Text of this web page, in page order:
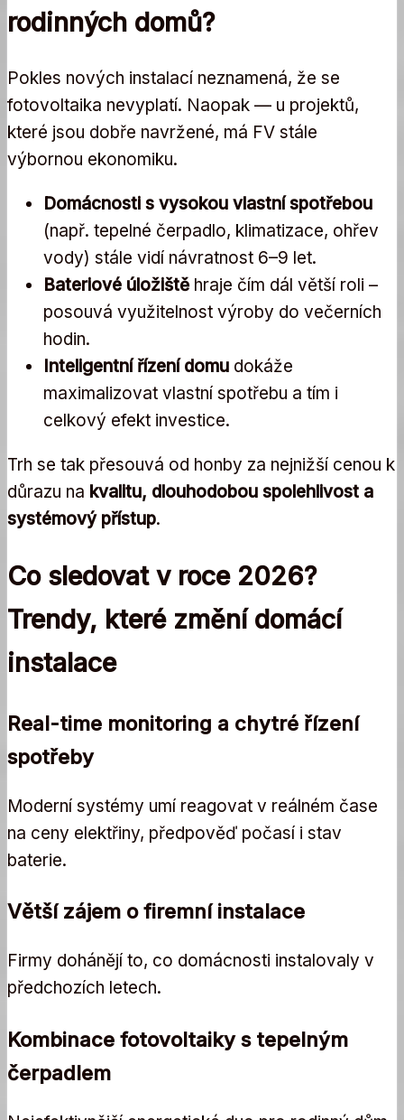
rodinných domů?
Pokles nových instalací neznamená, že se
fotovoltaika nevyplatí. Naopak — u projektů,
které jsou dobře navržené, má FV stále
výbornou ekonomiku.
Domácnosti s vysokou vlastní spotřebou
(např. tepelné čerpadlo, klimatizace, ohřev
vody) stále vidí návratnost 6–9 let.
Bateriové úložiště hraje čím dál větší roli –
posouvá využitelnost výroby do večerních
hodin.
Inteligentní řízení domu dokáže
maximalizovat vlastní spotřebu a tím i
celkový efekt investice.
Trh se tak přesouvá od honby za nejnižší cenou k
důrazu na kvalitu, dlouhodobou spolehlivost a
systémový přístup.
Co sledovat v roce 2026?
Trendy, které změní domácí
instalace
Real-time monitoring a chytré řízení
spotřeby
Moderní systémy umí reagovat v reálném čase
na ceny elektřiny, předpověď počasí i stav
baterie.
Větší zájem o firemní instalace
Firmy dohánějí to, co domácnosti instalovaly v
předchozích letech.
Kombinace fotovoltaiky s tepelným
čerpadlem